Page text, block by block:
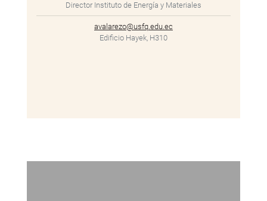
Director Instituto de Energía y Materiales
avalarezo@usfq.edu.ec
Edificio Hayek, H310